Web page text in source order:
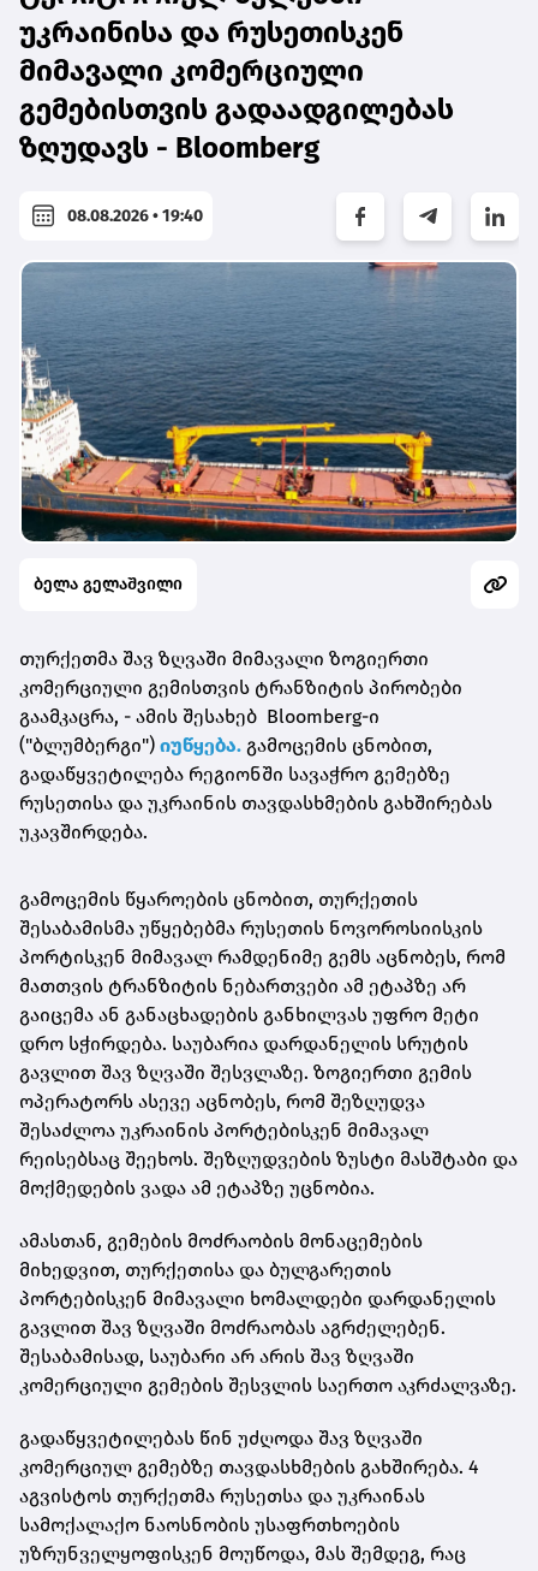
უკრაინისა და რუსეთისკენ
მიმავალი კომერციული
გემებისთვის გადაადგილებას
ზღუდავს - Bloomberg
08.08.2026 • 19:40
ბელა გელაშვილი
თურქეთმა შავ ზღვაში მიმავალი ზოგიერთი
კომერციული გემისთვის ტრანზიტის პირობები
გაამკაცრა, - ამის შესახებ Bloomberg-ი
("ბლუმბერგი") იუწყება. გამოცემის ცნობით,
გადაწყვეტილება რეგიონში სავაჭრო გემებზე
რუსეთისა და უკრაინის თავდასხმების გახშირებას
უკავშირდება.
გამოცემის წყაროების ცნობით, თურქეთის
შესაბამისმა უწყებებმა რუსეთის ნოვოროსიისკის
პორტისკენ მიმავალ რამდენიმე გემს აცნობეს, რომ
მათთვის ტრანზიტის ნებართვები ამ ეტაპზე არ
გაიცემა ან განაცხადების განხილვას უფრო მეტი
დრო სჭირდება. საუბარია დარდანელის სრუტის
გავლით შავ ზღვაში შესვლაზე. ზოგიერთი გემის
ოპერატორს ასევე აცნობეს, რომ შეზღუდვა
შესაძლოა უკრაინის პორტებისკენ მიმავალ
რეისებსაც შეეხოს. შეზღუდვების ზუსტი მასშტაბი და
მოქმედების ვადა ამ ეტაპზე უცნობია.
ამასთან, გემების მოძრაობის მონაცემების
მიხედვით, თურქეთისა და ბულგარეთის
პორტებისკენ მიმავალი ხომალდები დარდანელის
გავლით შავ ზღვაში მოძრაობას აგრძელებენ.
შესაბამისად, საუბარი არ არის შავ ზღვაში
კომერციული გემების შესვლის საერთო აკრძალვაზე.
გადაწყვეტილებას წინ უძღოდა შავ ზღვაში
კომერციულ გემებზე თავდასხმების გახშირება. 4
აგვისტოს თურქეთმა რუსეთსა და უკრაინას
სამოქალაქო ნაოსნობის უსაფრთხოების
უზრუნველყოფისკენ მოუწოდა, მას შემდეგ, რაც